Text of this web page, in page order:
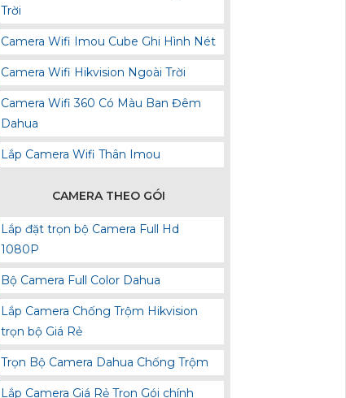
Trời
Camera Wifi Imou Cube Ghi Hình Nét
Camera Wifi Hikvision Ngoài Trời
Camera Wifi 360 Có Màu Ban Đêm
Dahua
Lắp Camera Wifi Thân Imou
CAMERA THEO GÓI
Lắp đặt trọn bộ Camera Full Hd
1080P
Bộ Camera Full Color Dahua
Lắp Camera Chống Trộm Hikvision
trọn bộ Giá Rẻ
Trọn Bộ Camera Dahua Chống Trộm
Lắp Camera Giá Rẻ Trọn Gói chính